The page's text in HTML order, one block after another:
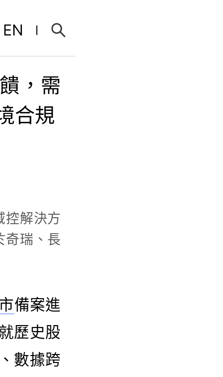
EN
，需
合規
控解決方
奇瑞、長
備案進
歷史股
數據跨